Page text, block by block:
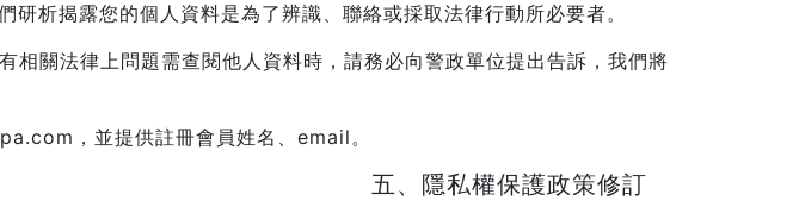
析揭露您的個人資料是為了辨識、聯絡或採取法律行動所必要者。
關法律上問題需查閱他人資料時，請務必向警政單位提出告訴，我們將
，並提供註冊會員姓名、email。
五、隱私權保護政策修訂